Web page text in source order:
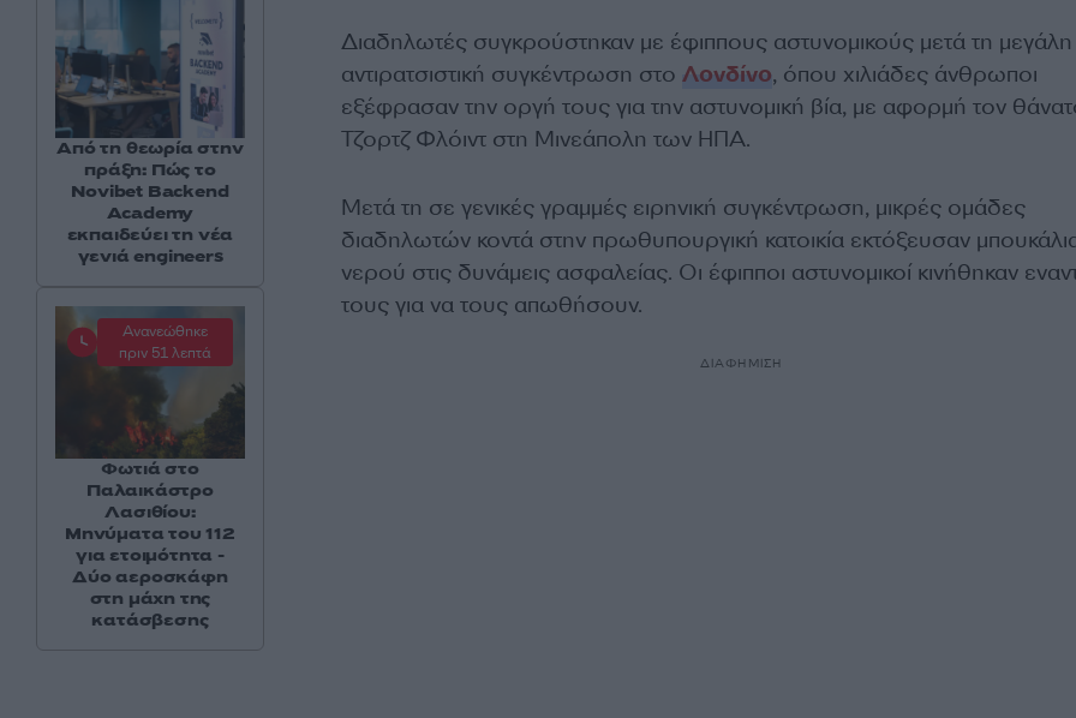
Διαδηλωτές συγκρούστηκαν με έφιππους αστυνομικούς μετά τη μεγάλη
αντιρατσιστική συγκέντρωση στο Λονδίνο, όπου χιλιάδες άνθρωποι
εξέφρασαν την οργή τους για την αστυνομική βία, με αφορμή τον
Τζορτζ Φλόιντ στη Μινεάπολη των ΗΠΑ.
Μετά τη σε γενικές γραμμές ειρηνική συγκέντρωση, μικρές ομάδες
διαδηλωτών κοντά στην πρωθυπουργική κατοικία εκτόξευσαν
νερού στις δυνάμεις ασφαλείας. Οι έφιπποι αστυνομικοί κινήθηκαν
τους για να τους απωθήσουν.
ΔΙΑΦΗΜΙΣΗ
Από τη θεωρία στην
πράξη: Πώς το
Novibet Backend
Academy
εκπαιδεύει τη νέα
γενιά engineers
Ανανεώθηκε
πριν 51 λεπτά
Φωτιά στο
Παλαικάστρο
Λασιθίου:
Μηνύματα του 112
για ετοιμότητα -
Δύο αεροσκάφη
στη μάχη της
κατάσβεσης